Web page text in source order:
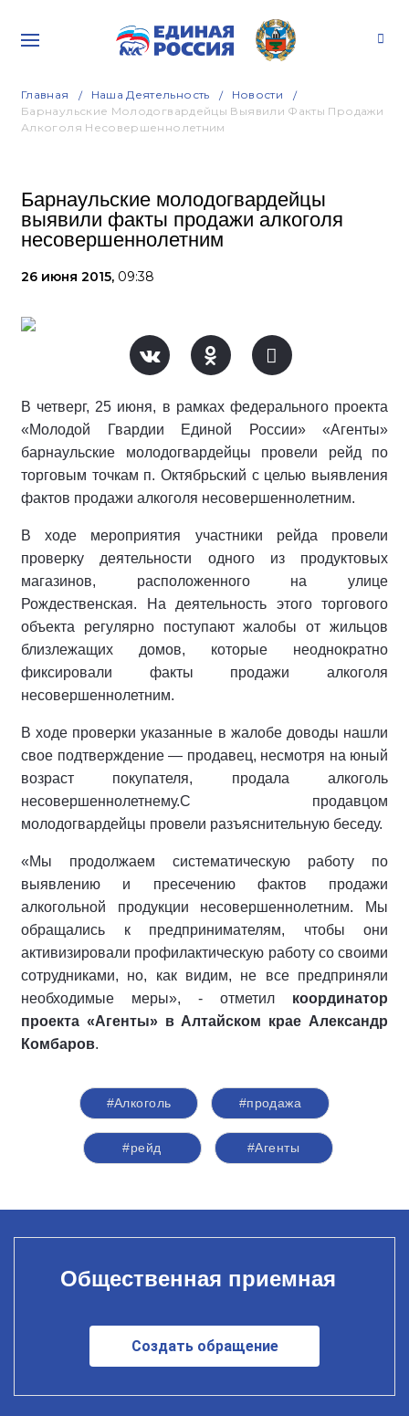
Главная Наша Деятельность
Новости
Барнаульские Молодогвардейцы Выявили Факты Продажи
Алкоголя Несовершеннолетним
Барнаульские молодогвардейцы
выявили факты продажи алкоголя
несовершеннолетним
26 июня 2015, 09:38
В четверг, 25 июня, в рамках федерального проекта
«Молодой Гвардии Единой России» «Агенты»
барнаульские молодогвардейцы провели рейд по
торговым точкам п. Октябрьский с целью выявления
фактов продажи алкоголя несовершеннолетним.
В ходе мероприятия участники рейда провели
проверку деятельности одного из продуктовых
магазинов, расположенного на улице
Рождественская. На деятельность этого торгового
объекта регулярно поступают жалобы от жильцов
близлежащих домов, которые неоднократно
фиксировали факты продажи алкоголя
несовершеннолетним.
В ходе проверки указанные в жалобе доводы нашли
свое подтверждение — продавец, несмотря на юный
возраст покупателя, продала алкоголь
несовершеннолетнему.С продавцом
молодогвардейцы провели разъяснительную беседу.
«Мы продолжаем систематическую работу по
выявлению и пресечению фактов продажи
алкогольной продукции несовершеннолетним. Мы
обращались к предпринимателям, чтобы они
активизировали профилактическую работу со своими
сотрудниками, но, как видим, не все предприняли
необходимые меры», - отметил координатор
проекта «Агенты» в Алтайском крае Александр
Комбаров.
#Алкоголь #продажа
#рейд #Агенты
Общественная приемная
Создать обращение